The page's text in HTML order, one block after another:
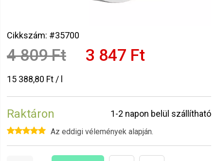
Cikkszám: #35700
4 809 Ft 3 847 Ft
15 388,80 Ft / l
Raktáron 1-2 napon belül szállítható
Az eddigi vélemények alapján.